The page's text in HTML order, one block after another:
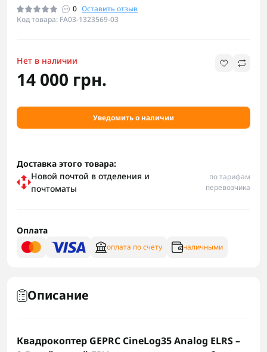
0 Оставить отзыв
Код товара: FA03-1323569-03
Нет в наличии
14 000 грн.
Уведомить о наличии
Доставка этого товара:
Новой почтой в отделения и
почтоматы
по тарифам
перевозчика
Оплата
оплата по счету наличными
Описание
Квадрокоптер GEPRC CineLog35 Analog ELRS –